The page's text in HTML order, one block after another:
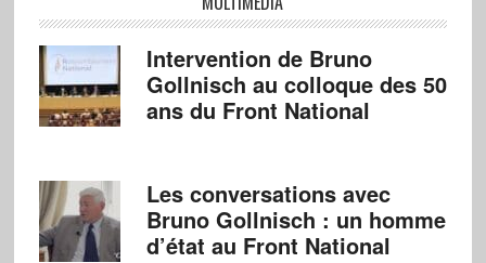
Intervention de Bruno
Gollnisch au colloque des 50
ans du Front National
Les conversations avec
Bruno Gollnisch : un homme
d’état au Front National